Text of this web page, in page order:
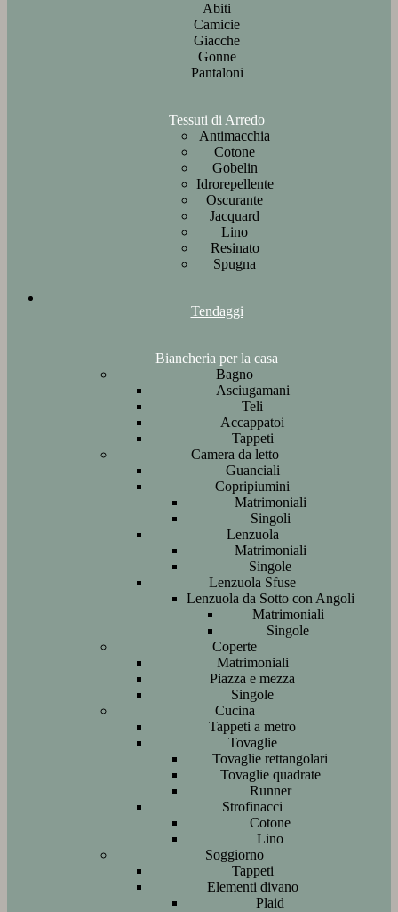
Abiti
Camicie
Giacche
Gonne
Pantaloni
Tessuti di Arredo
Antimacchia
Cotone
Gobelin
Idrorepellente
Oscurante
Jacquard
Lino
Resinato
Spugna
Tendaggi
Biancheria per la casa
Bagno
Asciugamani
Teli
Accappatoi
Tappeti
Camera da letto
Guanciali
Copripiumini
Matrimoniali
Singoli
Lenzuola
Matrimoniali
Singole
Lenzuola Sfuse
Lenzuola da Sotto con Angoli
Matrimoniali
Singole
Coperte
Matrimoniali
Piazza e mezza
Singole
Cucina
Tappeti a metro
Tovaglie
Tovaglie rettangolari
Tovaglie quadrate
Runner
Strofinacci
Cotone
Lino
Soggiorno
Tappeti
Elementi divano
Plaid